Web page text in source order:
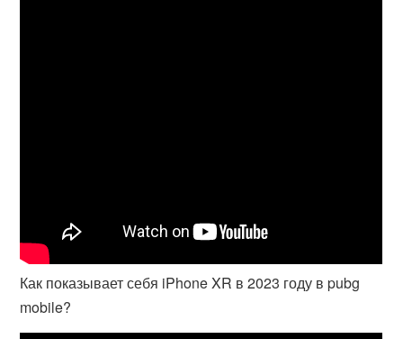
Как показывает себя iPhone XR в 2023 году в pubg
mobile?